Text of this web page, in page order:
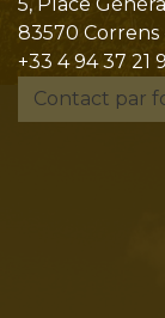
83570 Correns
+33 4 94 37 21
Contact par